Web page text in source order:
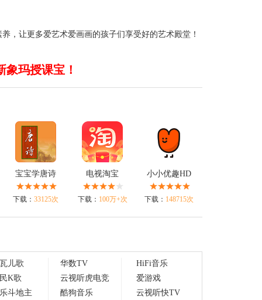
，让更多爱艺术爱画画的孩子们享受好的艺术殿堂！
象玛授课宝！
宝宝学唐诗
下载： 33125次
电视淘宝
下载： 100万+次
小小优趣HD
下载： 148715次
儿歌
K歌
斗地主
华数TV
云视听虎电竞
酷狗音乐
HiFi音乐
爱游戏
云视听快TV